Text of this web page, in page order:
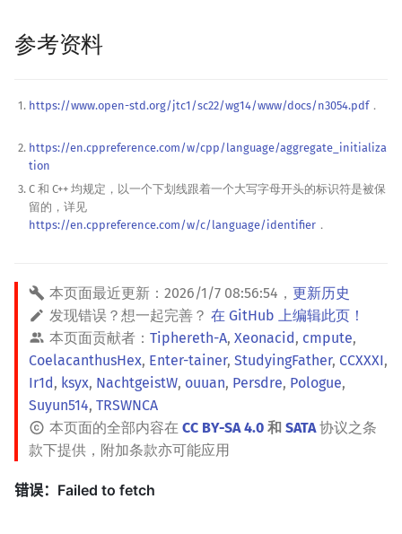
参考资料
https://www.open-std.org/jtc1/sc22/wg14/www/docs/n3054.pdf．
https://en.cppreference.com/w/cpp/language/aggregate_initializa
tion
C 和 C++ 均规定，以一个下划线跟着一个大写字母开头的标识符是被保
留的，详见
https://en.cppreference.com/w/c/language/identifier ．
本页面最近更新： 2026/1/7 08:56:54 ， 更新历史
发现错误？想一起完善？ 在 GitHub 上编辑此页！
本页面贡献者： Tiphereth-A, Xeonacid, cmpute,
CoelacanthusHex, Enter-tainer, StudyingFather, CCXXXI,
Ir1d, ksyx, NachtgeistW, ouuan, Persdre, Pologue,
Suyun514, TRSWNCA
本页面的全部内容在 CC BY-SA 4.0 和 SATA协议之条
款下提供，附加条款亦可能应用